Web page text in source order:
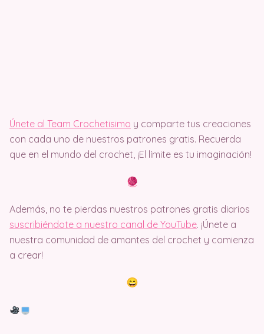
Únete al Team Crochetisimo y comparte tus creaciones
con cada uno de nuestros patrones gratis. Recuerda
que en el mundo del crochet, ¡El límite es tu imaginación!
Además, no te pierdas nuestros patrones gratis diarios
suscribiéndote a nuestro canal de YouTube. ¡Únete a
nuestra comunidad de amantes del crochet y comienza
a crear!